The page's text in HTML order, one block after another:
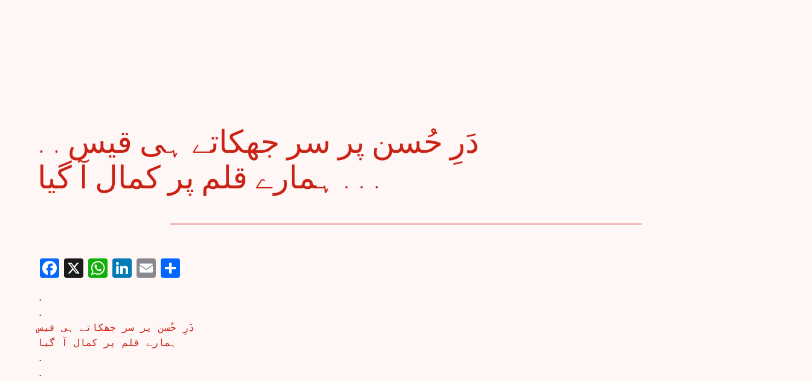
. . دَرِ حُسن پر سر جھکاتے ہی قیس
ہمارے قلم پر کمال آ گیا . . .
Facebook
X WhatsApp
LinkedIn
EmailShare
.
.
دَرِ حُسن پر سر جھکاتے ہی قیس
ہمارے قلم پر کمال آ گیا
.
.